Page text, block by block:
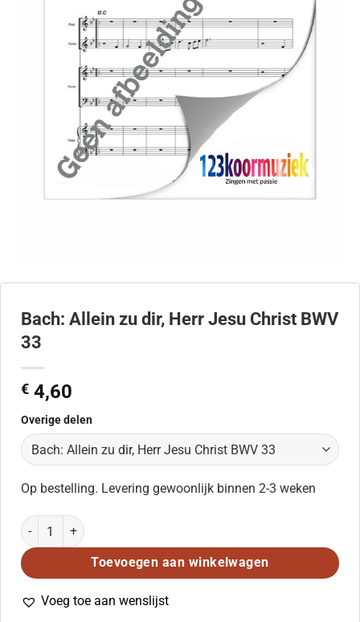
Bach: Allein zu dir, Herr Jesu Christ BWV
33
€ 4,60
Overige delen
Op bestelling. Levering gewoonlijk binnen 2-3 weken
Bach: Allein zu dir, Herr Jesu Christ BWV 33 aantal
Toevoegen aan winkelwagen
Voeg toe aan wenslijst